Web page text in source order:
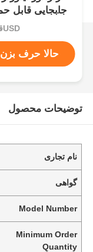
قیمت：200USD
حالا حرف بزن
توضیحات محصول
نام تجاری
گواهی
Model Number
Minimum Order
Quantity